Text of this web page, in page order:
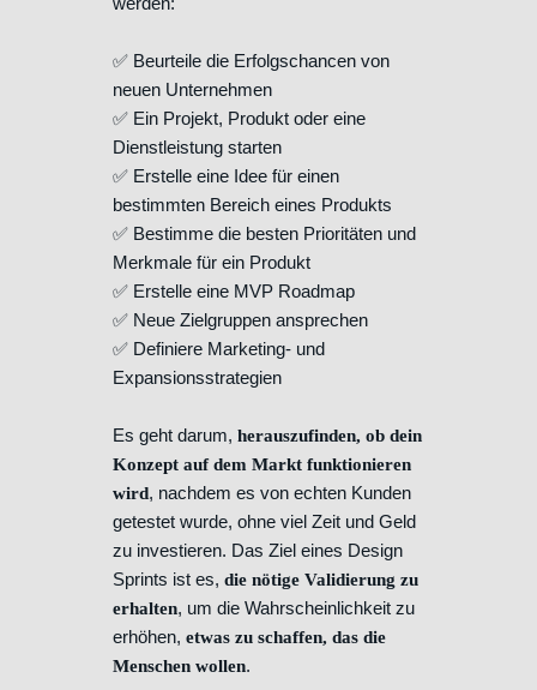
✅ Beurteile die Erfolgschancen von
neuen Unternehmen
✅ Ein Projekt, Produkt oder eine
Dienstleistung starten
✅ Erstelle eine Idee für einen
bestimmten Bereich eines Produkts
✅ Bestimme die besten Prioritäten und
Merkmale für ein Produkt
✅ Erstelle eine MVP Roadmap
✅ Neue Zielgruppen ansprechen
✅ Definiere Marketing- und
Expansionsstrategien
Es geht darum, herauszufinden, ob dein
Konzept auf dem Markt funktionieren
wird, nachdem es von echten Kunden
getestet wurde, ohne viel Zeit und Geld
zu investieren. Das Ziel eines Design
Sprints ist es, die nötige Validierung zu
erhalten, um die Wahrscheinlichkeit zu
erhöhen, etwas zu schaffen, das die
Menschen wollen.